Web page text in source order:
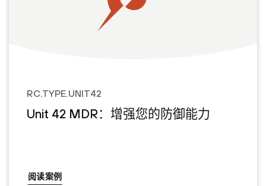
RC.TYPE.UNIT42
Unit 42 MDR：增强您的防御能力
阅读案例